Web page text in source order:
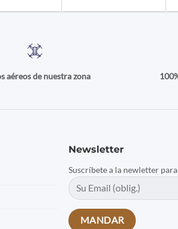
aéreos de nuestra zona
Newsletter
Suscríbete a la newletter